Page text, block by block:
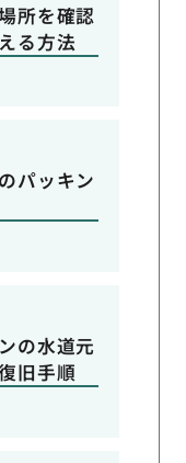
所を確認
る方法
パッキン
の水道元
旧手順